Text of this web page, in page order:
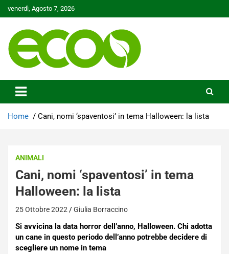
to
venerdì, Agosto 7, 2026
Ecoo.it
Home Cani, nomi ‘spaventosi’ in tema Halloween: la lista
ANIMALI
Cani, nomi ‘spaventosi’ in tema
Halloween: la lista
25 Ottobre 2022 Giulia Borraccino
Si avvicina la data horror dell’anno, Halloween. Chi adotta
un cane in questo periodo dell’anno potrebbe decidere di
scegliere un nome in tema